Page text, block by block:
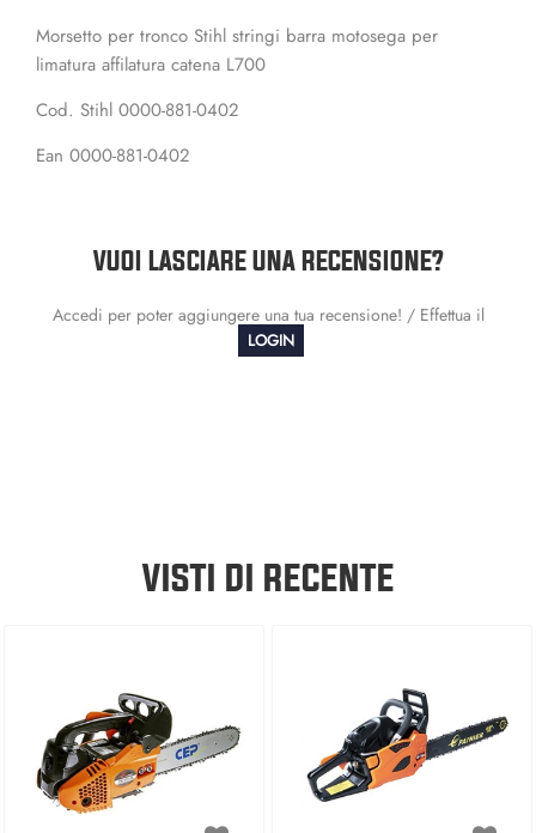
Morsetto per tronco Stihl stringi barra motosega per
limatura affilatura catena L700
Cod. Stihl 0000-881-0402
Ean 0000-881-0402
VUOI LASCIARE UNA RECENSIONE?
Accedi per poter aggiungere una tua recensione! / Effettua il
LOGIN
VISTI DI RECENTE